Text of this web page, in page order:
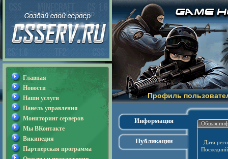
Профиль
Общая
Дата
Информация
Публикации
Главная
Новости
Наши услуги
Панель управления
Мониторинг серверов
Мы ВКонтакте
Википедия
Партнерская программа